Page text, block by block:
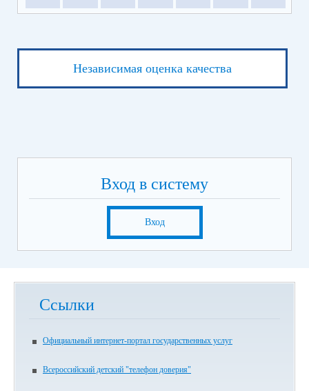
Независимая оценка качества
Вход в систему
Вход
Ссылки
Официальный интернет-портал государственных услуг
Всероссийский детский "телефон доверия"